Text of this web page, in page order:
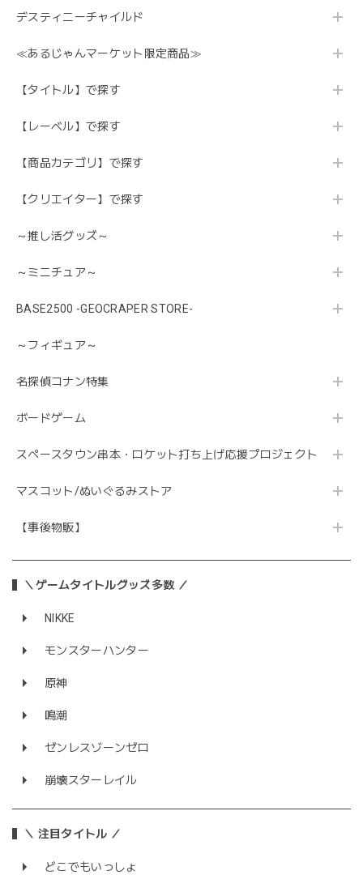
デスティニーチャイルド
≪あるじゃんマーケット限定商品≫
【タイトル】で探す
【レーベル】で探す
【商品カテゴリ】で探す
【クリエイター】で探す
～推し活グッズ～
～ミニチュア～
BASE2500 -GEOCRAPER STORE-
～フィギュア～
名探偵コナン特集
ボードゲーム
スペースタウン串本・ロケット打ち上げ応援プロジェクト
マスコット/ぬいぐるみストア
【事後物販】
＼ゲームタイトルグッズ多数 ／
NIKKE
モンスターハンター
原神
鳴潮
ゼンレスゾーンゼロ
崩壊スターレイル
＼ 注目タイトル ／
どこでもいっしょ